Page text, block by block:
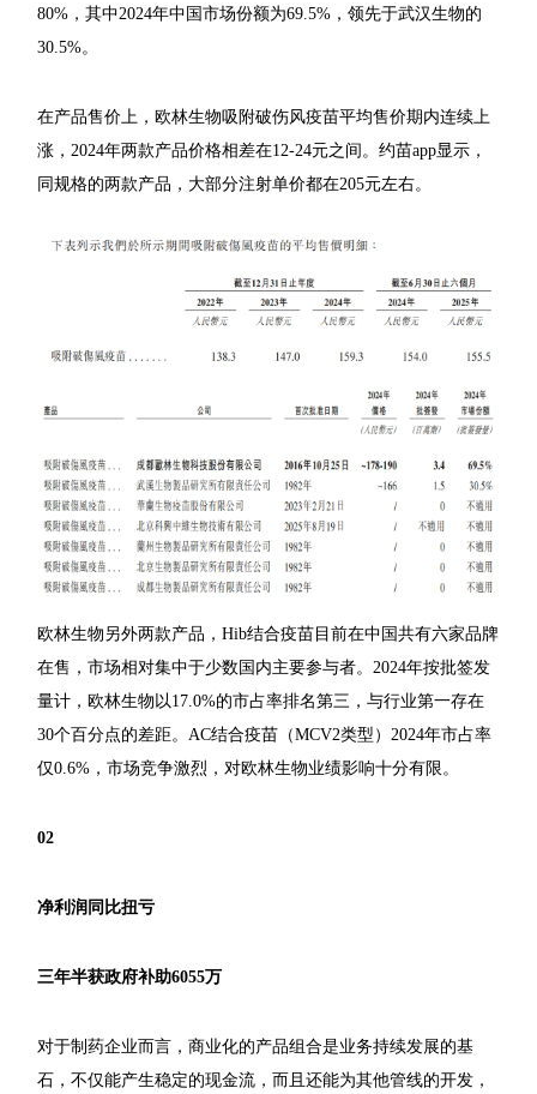
80%，其中2024年中国市场份额为69.5%，领先于武汉生物的
30.5%。
在产品售价上，欧林生物吸附破伤风疫苗平均售价期内连续上
涨，2024年两款产品价格相差在12-24元之间。约苗app显示，
同规格的两款产品，大部分注射单价都在205元左右。
欧林生物另外两款产品，Hib结合疫苗目前在中国共有六家品牌
在售，市场相对集中于少数国内主要参与者。2024年按批签发
量计，欧林生物以17.0%的市占率排名第三，与行业第一存在
30个百分点的差距。AC结合疫苗（MCV2类型）2024年市占率
仅0.6%，市场竞争激烈，对欧林生物业绩影响十分有限。
02
净利润同比扭亏
三年半获政府补助6055万
对于制药企业而言，商业化的产品组合是业务持续发展的基
石，不仅能产生稳定的现金流，而且还能为其他管线的开发，